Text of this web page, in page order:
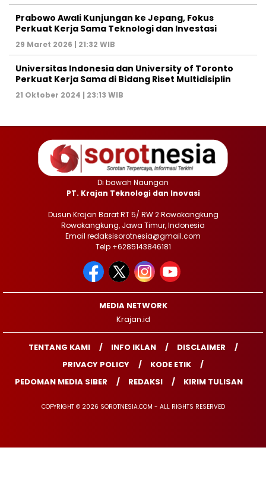
Prabowo Awali Kunjungan ke Jepang, Fokus
Perkuat Kerja Sama Teknologi dan Investasi
29 Maret 2026 | 21:32 WIB
Universitas Indonesia dan University of Toronto
Perkuat Kerja Sama di Bidang Riset Multidisiplin
21 Oktober 2024 | 23:13 WIB
Di bawah Naungan
PT. Krajan Teknologi dan Inovasi
Dusun Krajan Barat RT 5/ RW 2 Rowokangkung
Rowokangkung, Jawa Timur, Indonesia
Email redaksisorotnesia@gmail.com
Telp +6285143846181
MEDIA NETWORK
Krajan.id
TENTANG KAMI INFO IKLAN
DISCLAIMER
PRIVACY POLICY
KODE ETIK
PEDOMAN MEDIA SIBER
REDAKSI KIRIM TULISAN
COPYRIGHT © 2026 SOROTNESIA.COM - ALL RIGHTS RESERVED